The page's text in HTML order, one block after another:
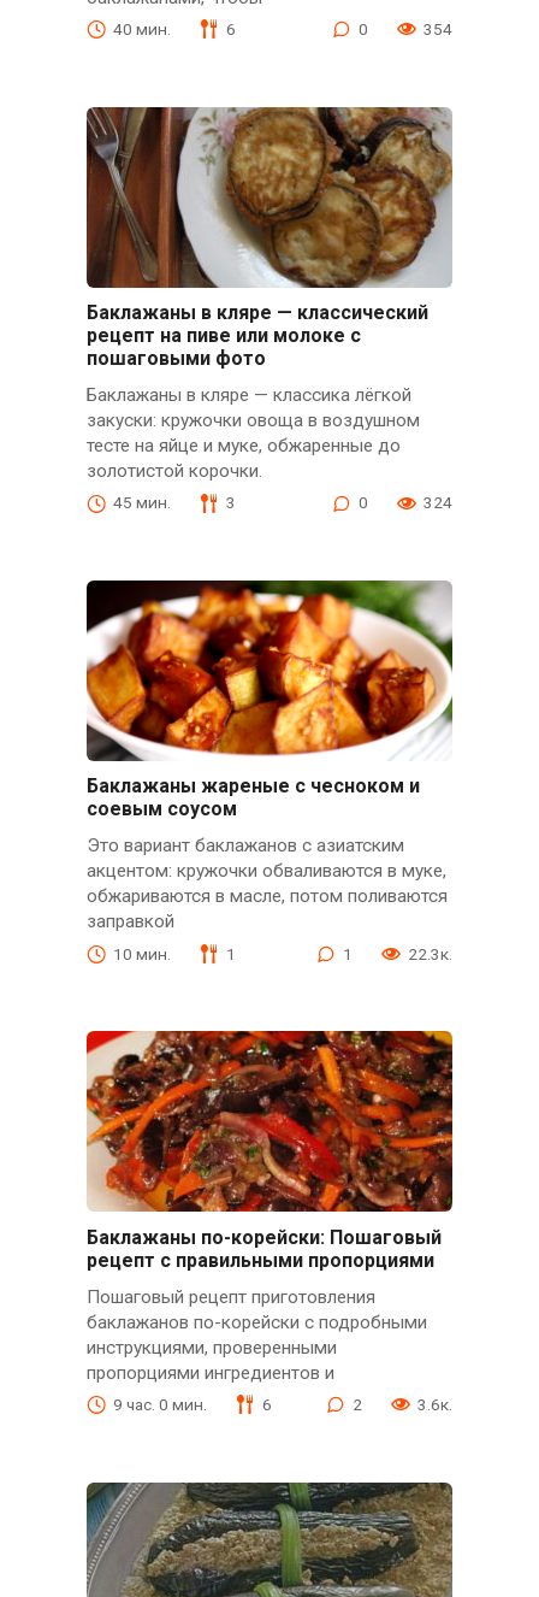
40 мин. 6 0 354
Баклажаны в кляре — классический
рецепт на пиве или молоке с
пошаговыми фото
Баклажаны в кляре — классика лёгкой
закуски: кружочки овоща в воздушном
тесте на яйце и муке, обжаренные до
золотистой корочки.
45 мин. 3 0 324
Баклажаны жареные с чесноком и
соевым соусом
Это вариант баклажанов с азиатским
акцентом: кружочки обваливаются в муке,
обжариваются в масле, потом поливаются
заправкой
10 мин. 1 1 22.3к.
Баклажаны по-корейски: Пошаговый
рецепт с правильными пропорциями
Пошаговый рецепт приготовления
баклажанов по-корейски с подробными
инструкциями, проверенными
пропорциями ингредиентов и
9 час. 0 мин. 6 2 3.6к.